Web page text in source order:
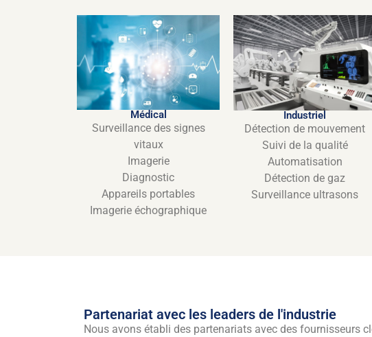
Médical
Surveillance des signes
vitaux
Imagerie
Diagnostic
Appareils portables
Imagerie échographique
Industriel
Détection de mouvement
Suivi de la qualité
Automatisation
Détection de gaz
Surveillance ultrasons
Partenariat avec les leaders de l'industrie
Nous avons établi des partenariats avec des fournisseurs